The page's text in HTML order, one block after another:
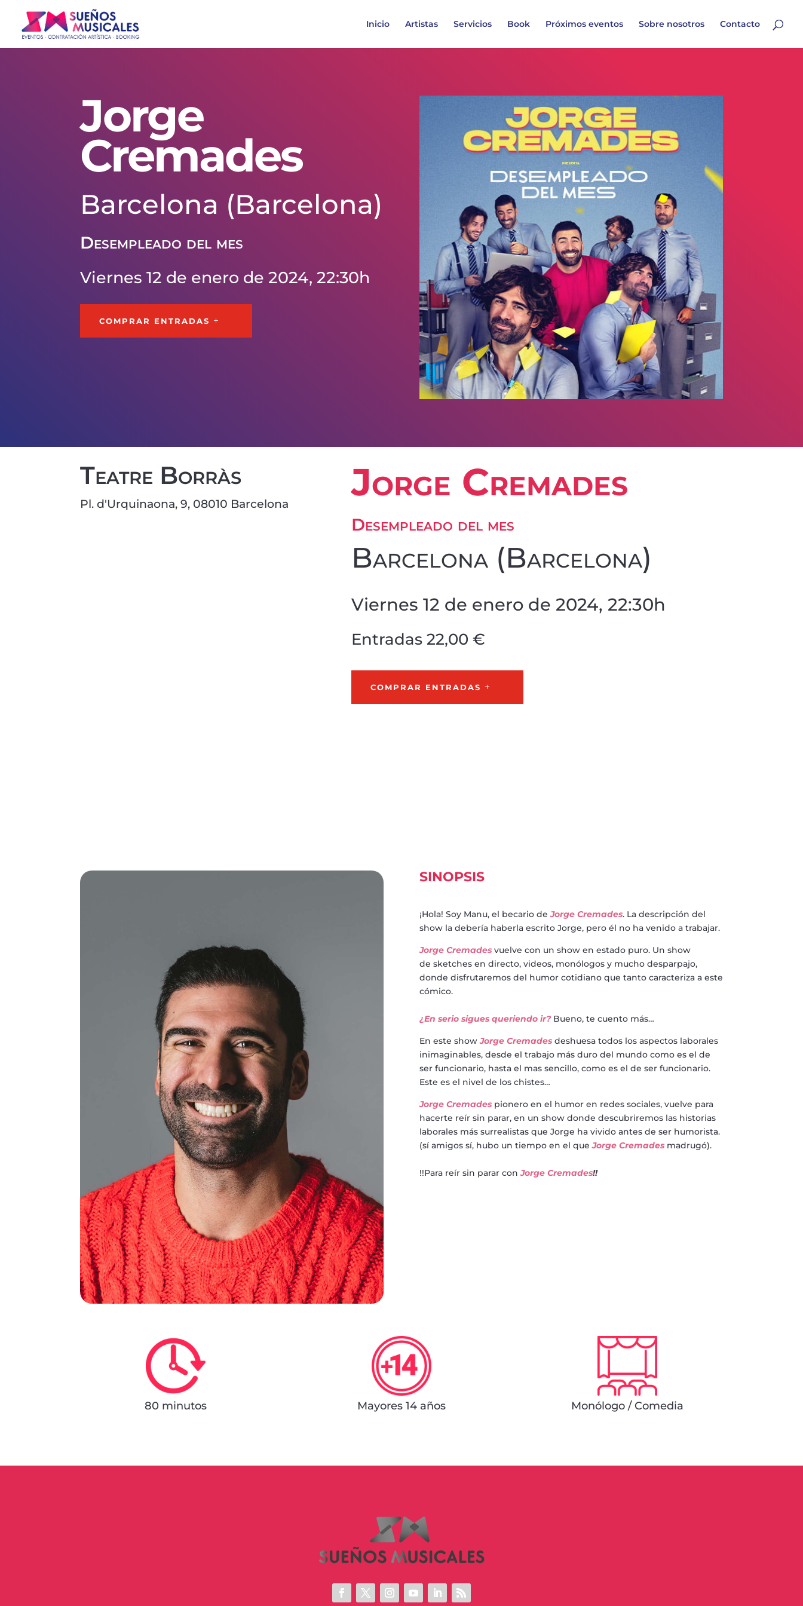
Inicio Artistas Servicios Book Próximos eventos Sobre nosotros Contacto
Jorge
Cremades
Barcelona (Barcelona)
Desempleado del mes
Viernes 12 de enero de 2024, 22:30h
COMPRAR ENTRADAS
Teatre Borràs
Pl. d'Urquinaona, 9, 08010 Barcelona Jorge Cremades
Desempleado del mes
Barcelona (Barcelona)
Viernes 12 de enero de 2024, 22:30h
Entradas 22,00 €
COMPRAR ENTRADAS
SINOPSIS
¡Hola! Soy Manu, el becario de Jorge Cremades. La descripción del
show la debería haberla escrito Jorge, pero él no ha venido a trabajar.
Jorge Cremades vuelve con un show en estado puro. Un show
de sketches en directo, videos, monólogos y mucho desparpajo,
donde disfrutaremos del humor cotidiano que tanto caracteriza a este
cómico.
¿En serio sigues queriendo ir? Bueno, te cuento más…
En este show Jorge Cremades deshuesa todos los aspectos laborales
inimaginables, desde el trabajo más duro del mundo como es el de
ser funcionario, hasta el mas sencillo, como es el de ser funcionario.
Este es el nivel de los chistes…
Jorge Cremades pionero en el humor en redes sociales, vuelve para
hacerte reír sin parar, en un show donde descubriremos las historias
laborales más surrealistas que Jorge ha vivido antes de ser humorista.
(sí amigos sí, hubo un tiempo en el que Jorge Cremades madrugó).
!!Para reír sin parar con Jorge Cremades!!
80 minutos Mayores 14 años Monólogo / Comedia